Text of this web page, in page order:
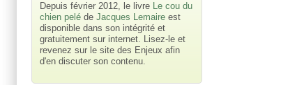
Depuis février 2012, le livre Le cou du
chien pelé de Jacques Lemaire est
disponible dans son intégrité et
gratuitement sur internet. Lisez-le et
revenez sur le site des Enjeux afin
d'en discuter son contenu.